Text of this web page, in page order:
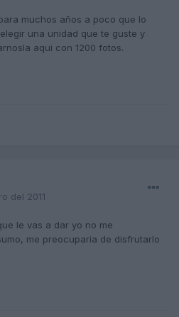
muchos años a poco que lo
una unidad que te guste y
aqui con 1200 fotos.
del 2011
le vas a dar yo no me
me preocuparia de disfrutarlo